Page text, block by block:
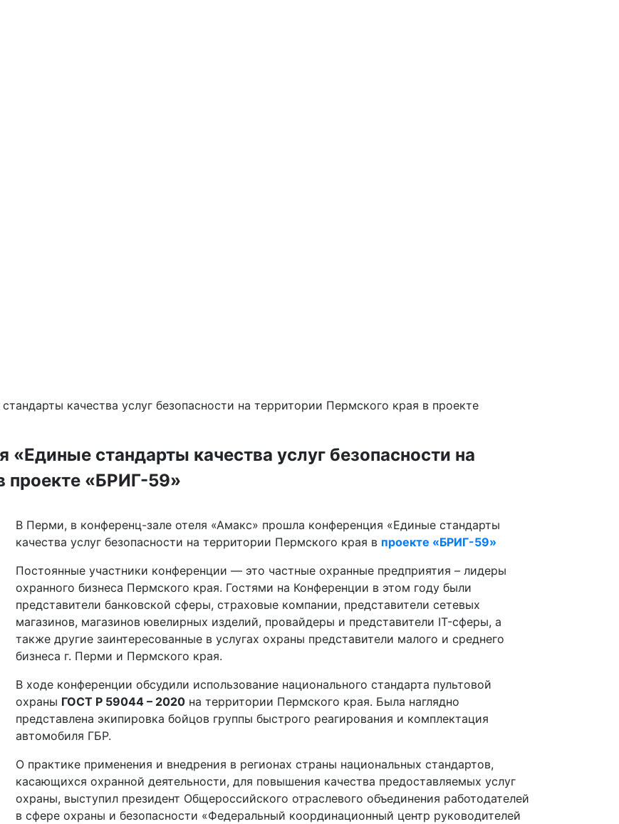
качества услуг безопасности на территории Пермского края в проекте
стандарты качества услуг безопасности на
проекте «БРИГ-59»
В Перми, в конференц-зале отеля «Амакс» прошла конференция «Единые стандарты
качества услуг безопасности на территории Пермского края в проекте «БРИГ-59»
Постоянные участники конференции — это частные охранные предприятия – лидеры
охранного бизнеса Пермского края. Гостями на Конференции в этом году были
представители банковской сферы, страховые компании, представители сетевых
магазинов, магазинов ювелирных изделий, провайдеры и представители IT-сферы, а
также другие заинтересованные в услугах охраны представители малого и среднего
бизнеса г. Перми и Пермского края.
В ходе конференции обсудили использование национального стандарта пультовой
охраны ГОСТ Р 59044 – 2020 на территории Пермского края. Была наглядно
представлена экипировка бойцов группы быстрого реагирования и комплектация
автомобиля ГБР.
О практике применения и внедрения в регионах страны национальных стандартов,
касающихся охранной деятельности, для повышения качества предоставляемых услуг
охраны, выступил президент Общероссийского отраслевого объединения работодателей
в сфере охраны и безопасности «Федеральный координационный центр руководителей